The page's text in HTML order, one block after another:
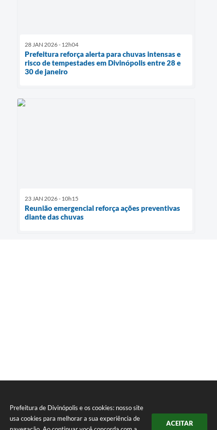
Prefeitura de Divinópolis e os cookies: nosso site
usa cookies para melhorar a sua experiência de
ACEITAR
28 JAN 2026 - 12h04
Prefeitura reforça alerta para chuvas intensas e
risco de tempestades em Divinópolis entre 28 e
30 de janeiro
23 JAN 2026 - 10h15
Reunião emergencial reforça ações preventivas
diante das chuvas